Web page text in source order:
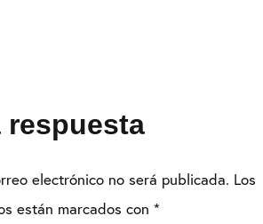
respuesta
electrónico no será publicada. Los
están marcados con *